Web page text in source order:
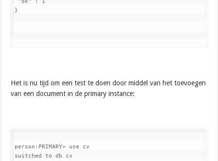
}
Het is nu tijd om een test te doen door middel van het toevoegen
van een document in de primary instance:
person:PRIMARY> use cv
switched to db cv